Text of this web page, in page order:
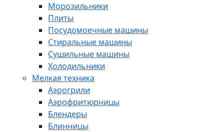
Морозильники
Плиты
Посудомоечные машины
Стиральные машины
Сушильные машины
Холодильники
Мелкая техника
Аэрогрили
Аэрофритюрницы
Блендеры
Блинницы